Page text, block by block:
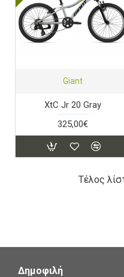
Giant
XtC Jr 20 Gray
325,00€
Τέλος
Δημοφιλή